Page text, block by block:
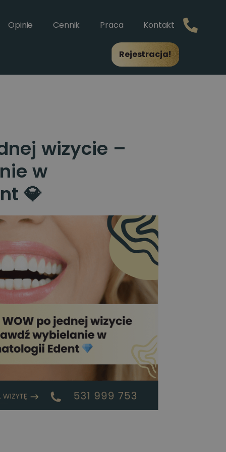
Opinie Cennik Praca Kontakt
Rejestracja!
wizycie –
w
💎